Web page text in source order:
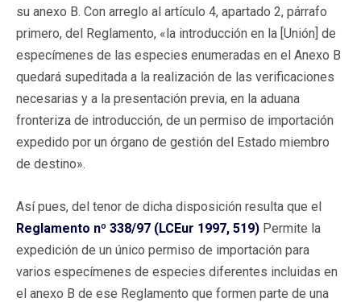
su anexo B. Con arreglo al artículo 4, apartado 2, párrafo
primero, del Reglamento, «la introducción en la [Unión] de
especímenes de las especies enumeradas en el Anexo B
quedará supeditada a la realización de las verificaciones
necesarias y a la presentación previa, en la aduana
fronteriza de introducción, de un permiso de importación
expedido por un órgano de gestión del Estado miembro
de destino».
Así pues, del tenor de dicha disposición resulta que el
Reglamento nº 338/97 (LCEur 1997, 519) Permite la
expedición de un único permiso de importación para
varios especímenes de especies diferentes incluidas en
el anexo B de ese Reglamento que formen parte de una